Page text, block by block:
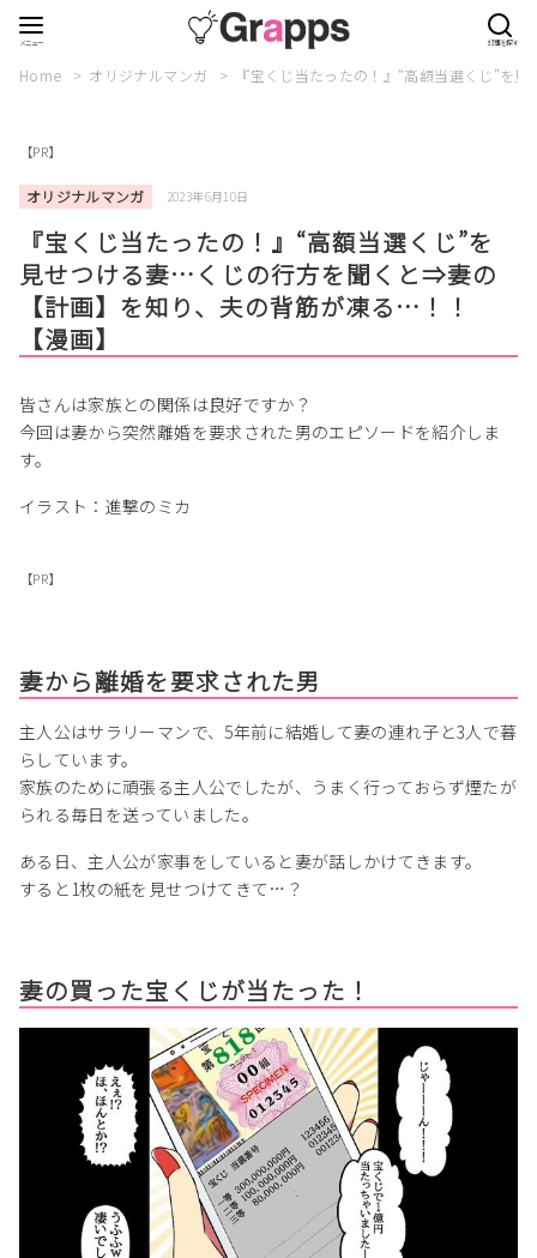
Home オリジナルマンガ 『宝くじ当たったの！』“高額当選くじ”
【PR】
オリジナルマンガ 2023年6月10日
『宝くじ当たったの！』“高額当選くじ”を
見せつける妻…くじの行方を聞くと⇒妻の
【計画】を知り、夫の背筋が凍る…！！
【漫画】
皆さんは家族との関係は良好ですか？
今回は妻から突然離婚を要求された男のエピソードを紹介しま
す。
イラスト：進撃のミカ
【PR】
妻から離婚を要求された男
主人公はサラリーマンで、5年前に結婚して妻の連れ子と3人で暮
らしています。
家族のために頑張る主人公でしたが、うまく行っておらず煙たが
られる毎日を送っていました。
ある日、主人公が家事をしていると妻が話しかけてきます。
すると1枚の紙を見せつけてきて…？
妻の買った宝くじが当たった！